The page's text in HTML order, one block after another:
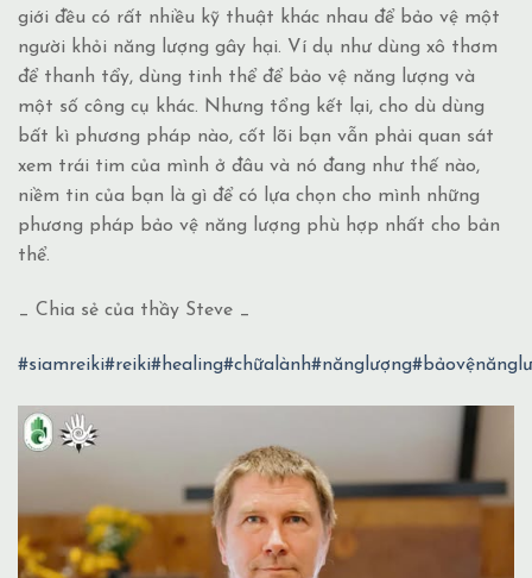
giới đều có rất nhiều kỹ thuật khác nhau để bảo vệ một
người khỏi năng lượng gây hại. Ví dụ như dùng xô thơm
để thanh tẩy, dùng tinh thể để bảo vệ năng lượng và
một số công cụ khác. Nhưng tổng kết lại, cho dù dùng
bất kì phương pháp nào, cốt lõi bạn vẫn phải quan sát
xem trái tim của mình ở đâu và nó đang như thế nào,
niềm tin của bạn là gì để có lựa chọn cho mình những
phương pháp bảo vệ năng lượng phù hợp nhất cho bản
thể.
_ Chia sẻ của thầy Steve _
#siamreiki#reiki#healing#chữalành#nănglượng